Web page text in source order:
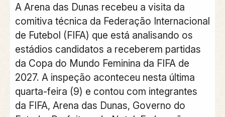
A Arena das Dunas recebeu a visita da
comitiva técnica da Federação Internacional
de Futebol (FIFA) que está analisando os
estádios candidatos a receberem partidas
da Copa do Mundo Feminina da FIFA de
2027. A inspeção aconteceu nesta última
quarta-feira (9) e contou com integrantes
da FIFA, Arena das Dunas, Governo do